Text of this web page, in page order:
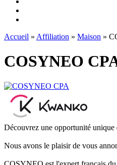
Accueil » Affiliation » Maison »
COSYNEO
Découvrez une opportunité
Nous avons le plaisir de vous